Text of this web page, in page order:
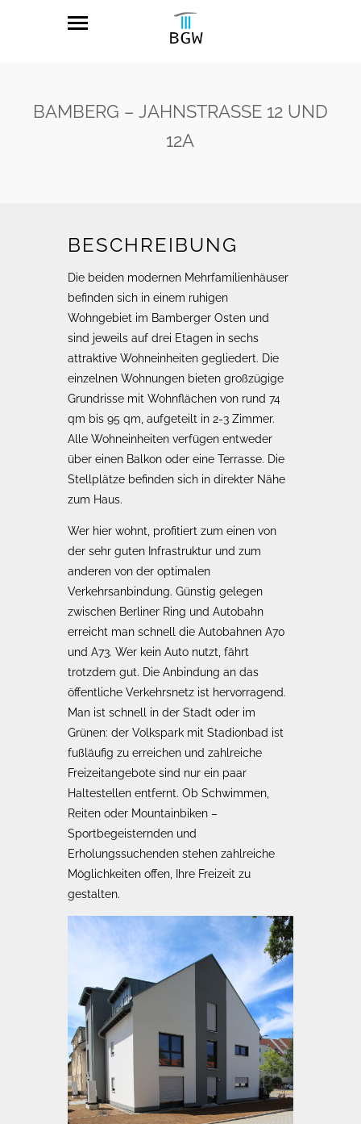
BAMBERG – JAHNSTRASSE 12 UND 1
2A
BESCHREIBUNG
Die beiden modernen Mehrfamilienhäuser
befinden sich in einem ruhigen
Wohngebiet im Bamberger Osten und
sind jeweils auf drei Etagen in sechs
attraktive Wohneinheiten gegliedert. Die
einzelnen Wohnungen bieten großzügige
Grundrisse mit Wohnflächen von rund 74
qm bis 95 qm, aufgeteilt in 2-3 Zimmer.
Alle Wohneinheiten verfügen entweder
über einen Balkon oder eine Terrasse. Die
Stellplätze befinden sich in direkter Nähe
zum Haus.
Wer hier wohnt, profitiert zum einen von
der sehr guten Infrastruktur und zum
anderen von der optimalen
Verkehrsanbindung. Günstig gelegen
zwischen Berliner Ring und Autobahn
erreicht man schnell die Autobahnen A70
und A73. Wer kein Auto nutzt, fährt
trotzdem gut. Die Anbindung an das
öffentliche Verkehrsnetz ist hervorragend.
Man ist schnell in der Stadt oder im
Grünen: der Volkspark mit Stadionbad ist
fußläufig zu erreichen und zahlreiche
Freizeitangebote sind nur ein paar
Haltestellen entfernt. Ob Schwimmen,
Reiten oder Mountainbiken –
Sportbegeisternden und
Erholungssuchenden stehen zahlreiche
Möglichkeiten offen, Ihre Freizeit zu
gestalten.